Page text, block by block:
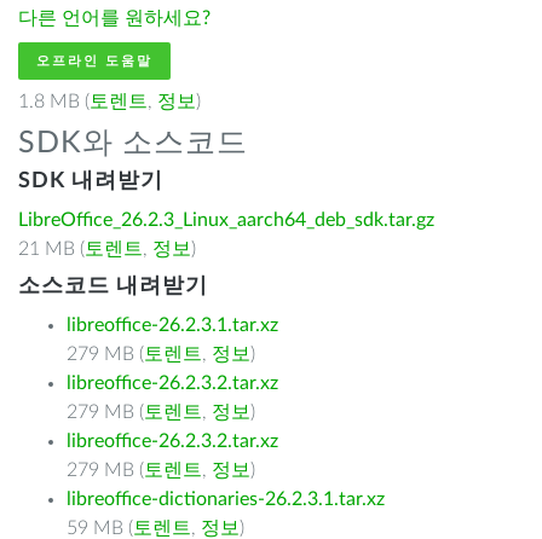
다른 언어를 원하세요?
오프라인 도움말
1.8 MB ( 토렌트, 정보 )
SDK와 소스코드
SDK 내려받기
LibreOffice_26.2.3_Linux_aarch64_deb_sdk.tar.gz
21 MB ( 토렌트, 정보 )
소스코드 내려받기
libreoffice-26.2.3.1.tar.xz
279 MB ( 토렌트, 정보 )
libreoffice-26.2.3.2.tar.xz
279 MB ( 토렌트, 정보 )
libreoffice-26.2.3.2.tar.xz
279 MB ( 토렌트, 정보 )
libreoffice-dictionaries-26.2.3.1.tar.xz
59 MB ( 토렌트, 정보 )